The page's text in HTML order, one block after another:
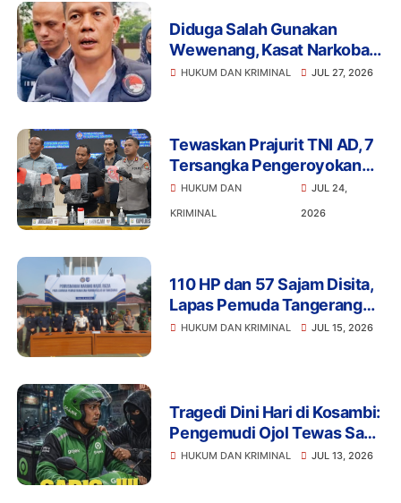
Diduga Salah Gunakan
Wewenang, Kasat Narkoba
Polres Tangsel dan 6
HUKUM DAN KRIMINAL JUL 27, 2026
Tewaskan Prajurit TNI AD, 7
Tersangka Pengeroyokan
Terancam Penjara Seumur
Hidup
HUKUM DAN
KRIMINAL
JUL 24,
2026
110 HP dan 57 Sajam Disita,
Lapas Pemuda Tangerang
Perketat Pengawasan
HUKUM DAN KRIMINAL JUL 15, 2026
Tragedi Dini Hari di Kosambi:
Pengemudi Ojol Tewas Saat
Istirahat, Motor dan HP Raib
HUKUM DAN KRIMINAL JUL 13, 2026